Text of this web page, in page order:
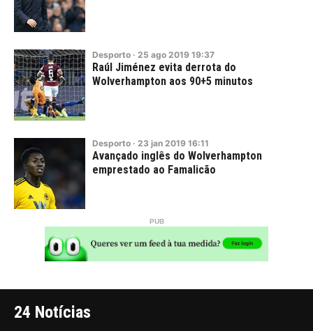
Desporto · 25 ago 2019 19:37
Raúl Jiménez evita derrota do
Wolverhampton aos 90+5 minutos
Desporto · 23 jan 2019 16:11
Avançado inglês do Wolverhampton
emprestado ao Famalicão
24 Notícias